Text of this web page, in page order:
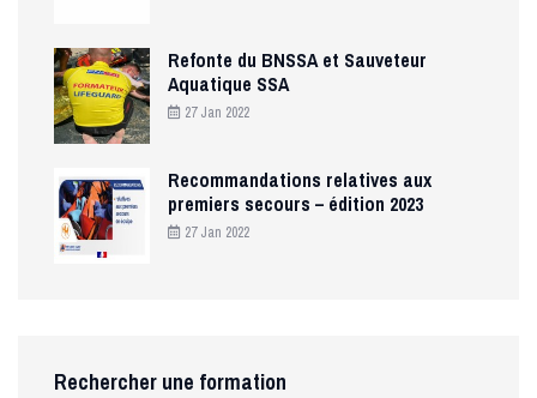
Refonte du BNSSA et Sauveteur
Aquatique SSA
27 Jan 2022
Recommandations relatives aux
premiers secours – édition 2023
27 Jan 2022
Rechercher une formation